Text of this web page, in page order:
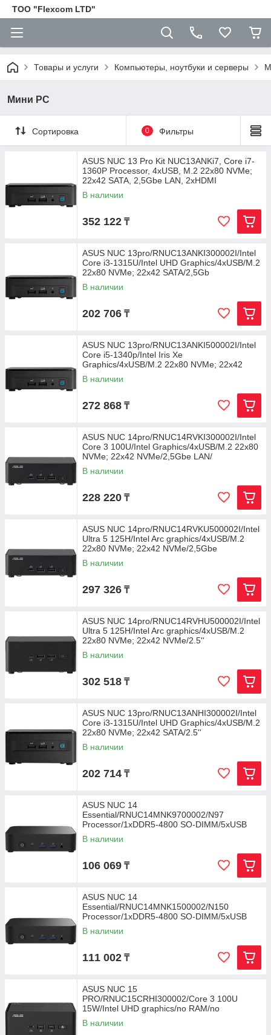
ТОО "Flexcom LTD"
Товары и услуги Компьютеры, ноутбуки и серверы
Мини PC
Сортировка 0 Фильтры
ASUS NUC 13 Pro Kit NUC13ANKi7, Core i7-
1360P Processor, 4xUSB, M.2 22x80 NVMe;
22x42 SATA, 2,5Gbe LAN, 2xHDMI
В наличии
352 122 ₸
ASUS NUC 13pro/RNUC13ANKI300002I/Intel
Core i3-1315U/Intel UHD Graphics/4xUSB/M.2
22x80 NVMe; 22x42 SATA/2,5Gb
В наличии
202 706 ₸
ASUS NUC 13pro/RNUC13ANKI500002I/Intel
Core i5-1340p/Intel Iris Xe
Graphics/4xUSB/M.2 22x80 NVMe; 22x42
SATA/2
В наличии
272 868 ₸
ASUS NUC 14pro/RNUC14RVKI300002I/Intel
Core 3 100U/Intel Graphics/4xUSB/M.2 22x80
NVMe; 22x42 NVMe/2,5Gbe LAN/
В наличии
228 220 ₸
ASUS NUC 14pro/RNUC14RVKU500002I/Intel
Ultra 5 125H/Intel Arc graphics/4xUSB/M.2
22x80 NVMe; 22x42 NVMe/2,5Gbe
В наличии
297 326 ₸
ASUS NUC 14pro/RNUC14RVHU500002I/Intel
Ultra 5 125H/Intel Arc graphics/4xUSB/M.2
22x80 NVMe; 22x42 NVMe/2.5''
В наличии
302 518 ₸
ASUS NUC 13pro/RNUC13ANHI300002I/Intel
Core i3-1315U/Intel UHD Graphics/4xUSB/M.2
22x80 NVMe; 22x42 SATA/2.5''
В наличии
202 714 ₸
ASUS NUC 14
Essential/RNUC14MNK9700002/N97
Processor/1xDDR5-4800 SO-DIMM/5xUSB
Type-A/2xUSB Type-C/3.5mm jack/
В наличии
106 069 ₸
ASUS NUC 14
Essential/RNUC14MNK1500002/N150
Processor/1xDDR5-4800 SO-DIMM/5xUSB
Type-A/2xUSB Type-C/3.5mm jack
В наличии
111 002 ₸
ASUS NUC 15
PRO/RNUC15CRHI300002/Core 3 100U
15W/Intel UHD graphics/no RAM/no
Storage/Intel Wi-Fi 7 BE202/USB
В наличии